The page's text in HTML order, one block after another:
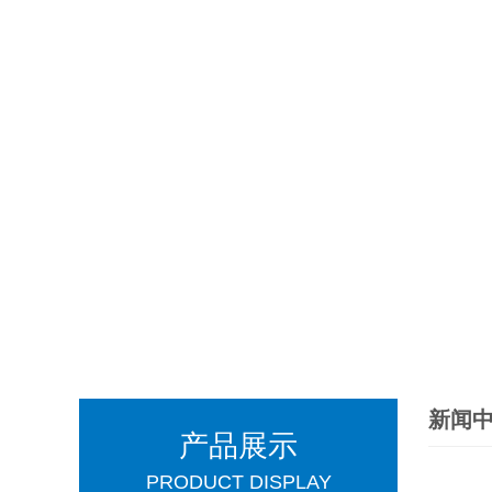
产品展示
PRODUCT DISPLAY
新闻